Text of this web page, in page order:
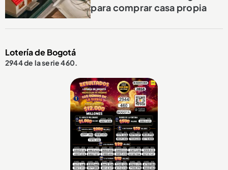
para comprar casa propia
Lotería de Bogotá
2944 de la serie 460.